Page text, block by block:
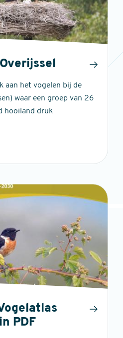
aan het vogelen bij de
waar een groep van 26
hooiland druk
PDF